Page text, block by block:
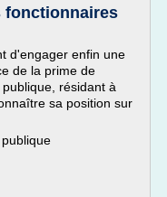
fonctionnaires
d'engager enfin une
de la prime de
résidant à
sa position sur